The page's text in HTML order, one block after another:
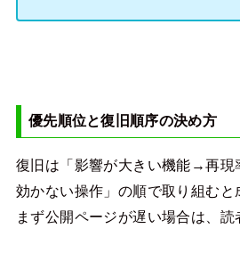
優先順位と復旧順序の決め方
復旧は「影響が大きい機能→再
効かない操作」の順で取り組むと
まず公開ページが遅い場合は、読